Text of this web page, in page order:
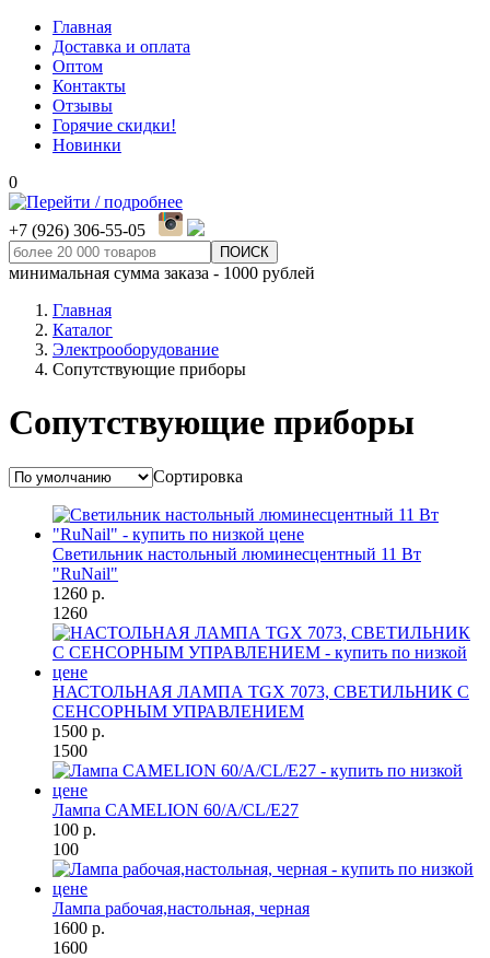
Главная
Доставка и оплата
Оптом
Контакты
Отзывы
Горячие скидки!
Новинки
0
+7 (926) 306-55-05
минимальная сумма заказа - 1000 рублей
Главная
Каталог
Электрооборудование
Сопутствующие приборы
Сопутствующие приборы
Сортировка
Светильник настольный люминесцентный 11 Вт
"RuNail"
1260 р.
1260
НАСТОЛЬНАЯ ЛАМПА TGX 7073, СВЕТИЛЬНИК С
СЕНСОРНЫМ УПРАВЛЕНИЕМ
1500 р.
1500
Лампа CAMELION 60/A/CL/E27
100 р.
100
Лампа рабочая,настольная, черная
1600 р.
1600